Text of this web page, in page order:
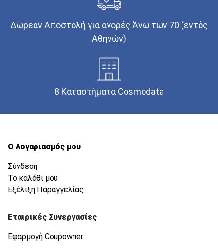
Δωρεάν Αποστολή για αγορές Άνω των 70 (εντός
Αθηνών)
8 Καταστήματα Cosmodata
Ο Λογαριασμός μου
Σύνδεση
Το καλάθι μου
Εξέλιξη Παραγγελίας
Εταιρικές Συνεργασίες
Εφαρμογή Coupowner